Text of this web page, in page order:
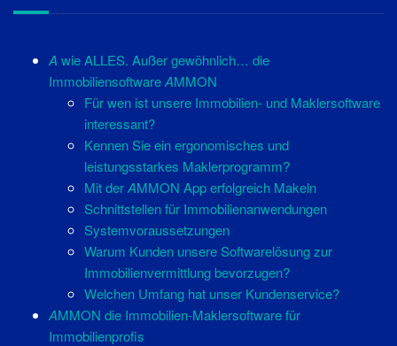
A wie ALLES. Außer gewöhnlich… die
ImmobiliensoftwareAMMON
Für wen ist unsere Immobilien- und Maklersoftware
interessant?
Kennen Sie ein ergonomisches und
leistungsstarkes Maklerprogramm?
Mit derAMMON App erfolgreich Makeln
Schnittstellen für Immobilienanwendungen
Systemvoraussetzungen
Warum Kunden unsere Softwarelösung zur
Immobilienvermittlung bevorzugen?
Welchen Umfang hat unser Kundenservice?
AMMON die Immobilien-Maklersoftware für
Immobilienprofis